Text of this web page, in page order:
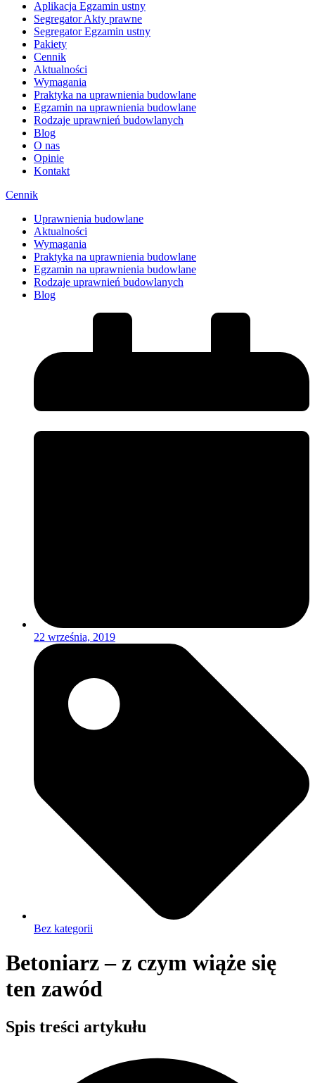
Aplikacja Egzamin ustny
Segregator Akty prawne
Segregator Egzamin ustny
Pakiety
Cennik
Aktualności
Wymagania
Praktyka na uprawnienia budowlane
Egzamin na uprawnienia budowlane
Rodzaje uprawnień budowlanych
Blog
O nas
Opinie
Kontakt
Cennik
Uprawnienia budowlane
Aktualności
Wymagania
Praktyka na uprawnienia budowlane
Egzamin na uprawnienia budowlane
Rodzaje uprawnień budowlanych
Blog
22 września, 2019
Bez kategorii
Betoniarz – z czym wiąże się
ten zawód
Spis treści artykułu